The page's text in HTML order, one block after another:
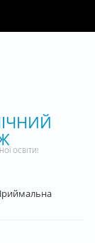
ОСВІТИ!